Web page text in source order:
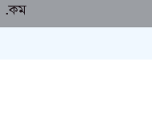
.কম